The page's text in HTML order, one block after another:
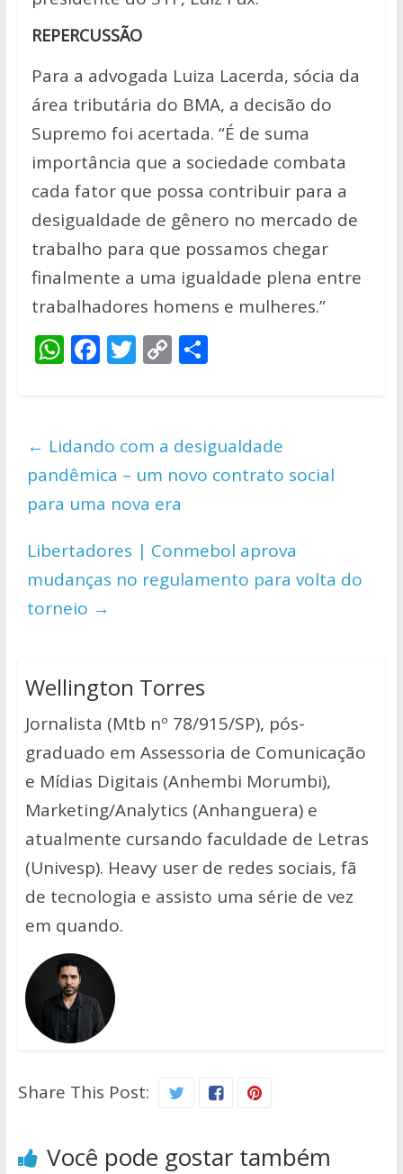
REPERCUSSÃO
Para a advogada Luiza Lacerda, sócia da
área tributária do BMA, a decisão do
Supremo foi acertada. “É de suma
importância que a sociedade combata
cada fator que possa contribuir para a
desigualdade de gênero no mercado de
trabalho para que possamos chegar
finalmente a uma igualdade plena entre
trabalhadores homens e mulheres.”
W
s
A
p
p
F
b
o
o
k
T
er
C
y
Li
n
k
S
e
← Lidando com a desigualdade
pandêmica – um novo contrato social
para uma nova era
Libertadores | Conmebol aprova
mudanças no regulamento para volta do
torneio →
Wellington Torres
Jornalista (Mtb nº 78/915/SP), pós-
graduado em Assessoria de Comunicação
e Mídias Digitais (Anhembi Morumbi),
Marketing/Analytics (Anhanguera) e
atualmente cursando faculdade de Letras
(Univesp). Heavy user de redes sociais, fã
de tecnologia e assisto uma série de vez
em quando.
Share This Post:
Você pode gostar também